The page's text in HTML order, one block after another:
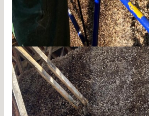
Gradierwerk Reinigung Bad Orb 4